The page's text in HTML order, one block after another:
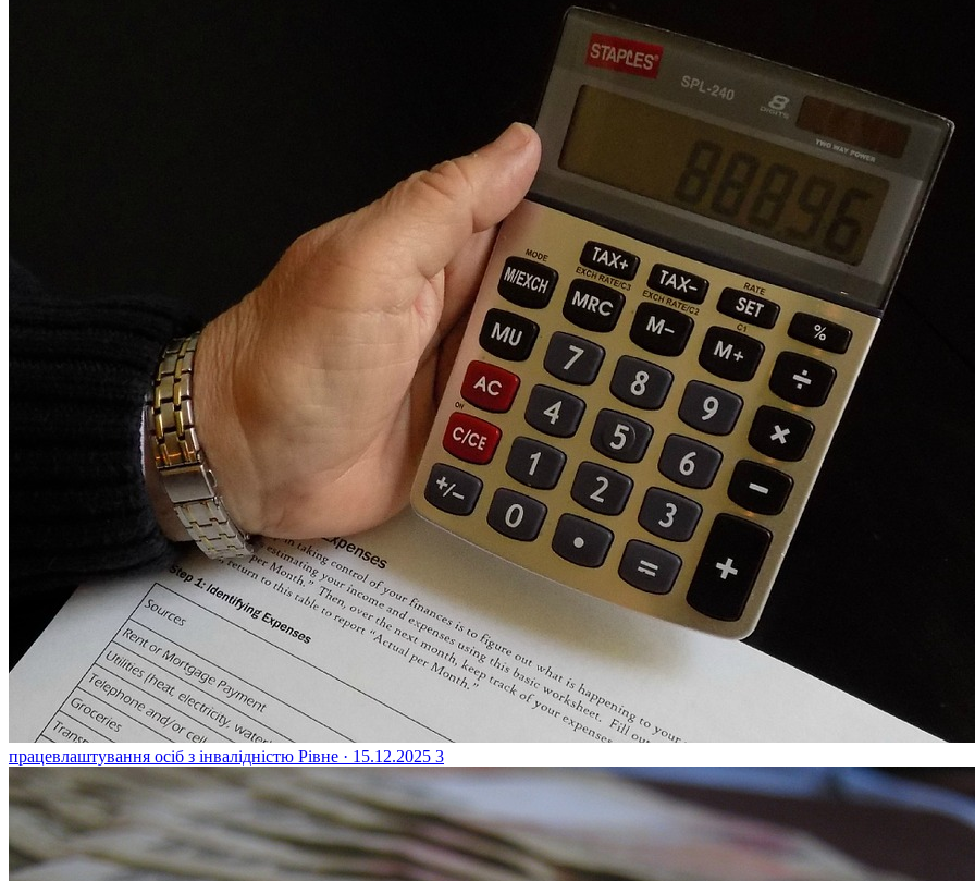
працевлаштування осіб з інвалідністю Рівне · 15.12.2025 3